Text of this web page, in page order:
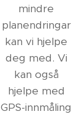
mindre
planendringar
kan vi hjelpe
deg med. Vi
kan også
hjelpe med
GPS-innmåling